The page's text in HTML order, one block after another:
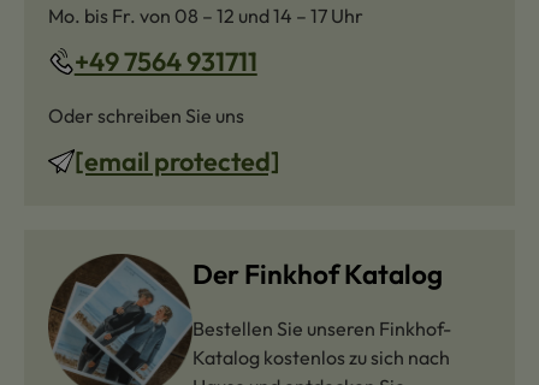
Mo. bis Fr. von 08 – 12 und 14 – 17 Uhr
+49 7564 931711
Oder schreiben Sie uns
[email protected]
Der Finkhof Katalog
Bestellen Sie unseren Finkhof-
Katalog kostenlos zu sich nach